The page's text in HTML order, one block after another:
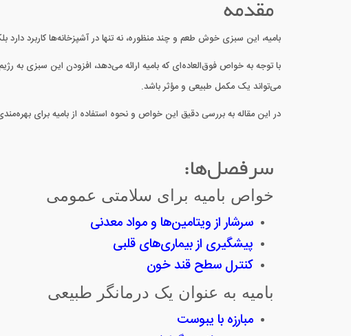
مقدمه
بامیه، این سبزی خوش طعم و چند منظوره، نه تنها در آشپزخانه‌ها کاربرد
با توجه به خواص فوق‌العاده‌ای که بامیه ارائه می‌دهد، افزودن این سبزی به
می‌تواند یک مکمل طبیعی و مؤثر باشد.
در این مقاله به بررسی دقیق این خواص و نحوه استفاده از بامیه برای
سرفصل‌ها:
خواص بامیه برای سلامتی عمومی
سرشار از ویتامین‌ها و مواد معدنی
پیشگیری از بیماری‌های قلبی
کنترل سطح قند خون
بامیه به عنوان یک درمانگر طبیعی
مبارزه با یبوست